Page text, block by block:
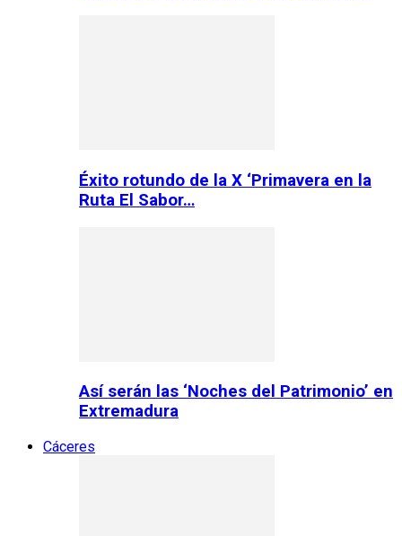
Éxito rotundo de la X ‘Primavera en la
Ruta El Sabor…
Así serán las ‘Noches del Patrimonio’ en
Extremadura
Cáceres